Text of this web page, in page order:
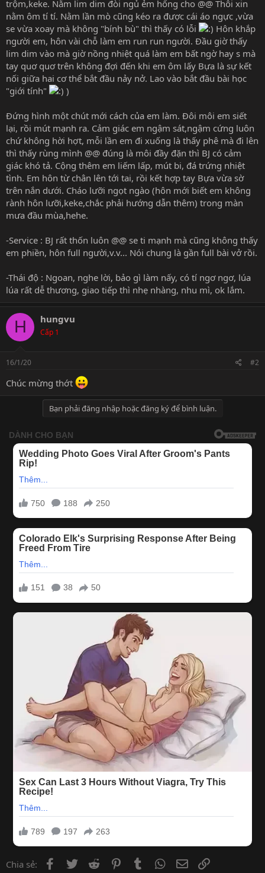
trộm,keke. Nằm lim dim đòi ngủ ẻm hổng cho @@ Thôi xin
nằm ôm tí tí. Nằm lần mò cũng kéo ra được cái áo ngực ,vừa
se vừa xoay mà không "bính bù" thì thấy có lỗi
Hôn khắp
người em, hôn vài chỗ làm em run run người. Đầu giờ thấy
lim dim vào mà giờ nồng nhiệt quá làm em bất ngờ hay s mà
tay quơ quơ trên không đợi đến khi em ôm lấy Bựa là sự kết
nối giữa hai cơ thể bắt đầu nảy nở. Lao vào bắt đầu bài học
"giới tính"
)
Đứng hình một chút mới cách của em làm. Đôi môi em siết
lại, rồi mút mạnh ra. Cảm giác em ngậm sát,ngậm cứng luôn
chứ không hời hợt, mỗi lần em đi xuống là thấy phê mà đi lên
thì thấy rùng mình @@ đúng là môi đầy đặn thì BJ có cảm
giác khó tả. Cộng thêm em liếm lấp, mút bi, đá trứng nhiệt
tình. Em hôn từ chân lên tới tai, rồi kết hợp tay Bựa vừa sờ
trên nắn dưới. Cháo lưỡi ngọt ngào (hôn mới biết em không
rành hôn lưỡi,keke,chắc phải hướng dẫn thêm) trong màn
mưa đầu mùa,hehe.
-Service : BJ rất thốn luôn @@ se ti mạnh mà cũng không thấy
em phiền, hôn full người,v.v... Nói chung là gần full bài vở rồi.
-Thái độ : Ngoan, nghe lời, bảo gì làm nấy, có tí ngơ ngơ, lúa
lúa rất dễ thương, giao tiếp thì nhẹ nhàng, nhu mì, ok lắm.
H hungvu
Cấp 1
16/1/20 #2
Chúc mừng thớt
Bạn phải đăng nhập hoặc đăng ký để bình luận.
Chia sẻ: Facebook
Twitter Reddit PinterestTumblr WhatsApp
Email